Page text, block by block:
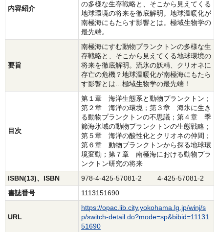
内容紹介
の多様な生存戦略と、そこから見えてくる
地球環境の将来を徹底解明。地球温暖化が
南極海にもたらす影響とは。極域生物学の
最先端。
要旨
南極海にすむ動物プランクトンの多様な生
存戦略と、そこから見えてくる地球環境の
将来を徹底解明。流氷の妖精、クリオネに
存亡の危機？地球温暖化が南極海にもたら
す影響とは…極域生物学の最先端！
目次
第１章 海洋生態系と動物プランクトン；
第２章 海洋の環境；第３章 海氷に生き
る動物プランクトンの不思議；第４章 季
節海氷域の動物プランクトンの生態戦略；
第５章 海洋の酸性化とクリオネの仲間；
第６章 動物プランクトンから探る地球環
境変動；第７章 南極海における動物プラ
ンクトン研究の将来
ISBN(13)、ISBN
978-4-425-57081-2 4-425-57081-2
書誌番号
1113151690
URL
https://opac.lib.city.yokohama.lg.jp/winj/s
p/switch-detail.do?mode=sp&bibid=11131
51690